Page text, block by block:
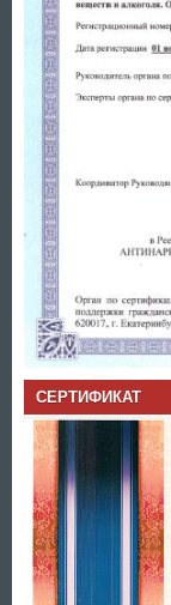
СЕРТИФИКАТ